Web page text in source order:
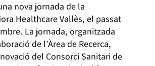
nova jornada de la
Healthcare Vallès, el passat
La jornada, organitzada
de l’Àrea de Recerca,
del Consorci Sanitari de